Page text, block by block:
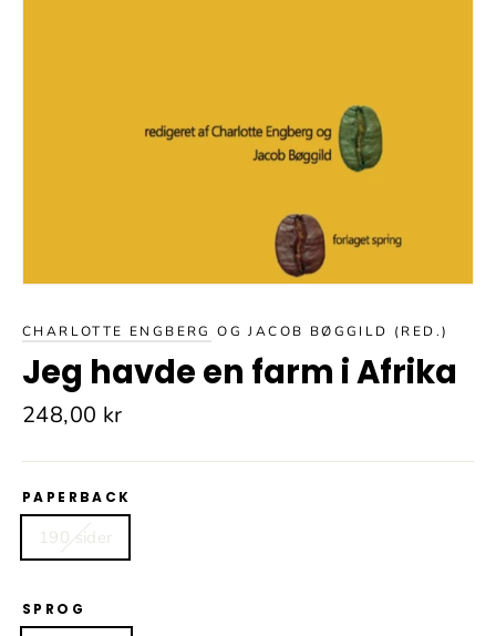
CHARLOTTE ENGBERG OG JACOB BØGGILD (RED.)
Jeg havde en farm i Afrika
Normalpris
248,00 kr
PAPERBACK
190 sider
SPROG